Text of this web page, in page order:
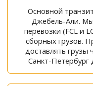
Основной
Джебель-Али.
перевозки (FCL и
сборных грузов.
доставлять грузы
Санкт-Петербург